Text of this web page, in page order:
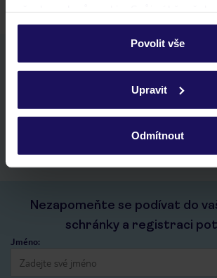
personalizovat v sekci „Personalizace“.
Podrobné informace o souborech
ochrany osobních údajů.
Povolit vše
Upravit
Odmítnout
seznam oblíbených nabídek a možnost
historie vyhledávání a naposledy
Nezapomeňte se podívat do
schránky a registraci
Jméno: